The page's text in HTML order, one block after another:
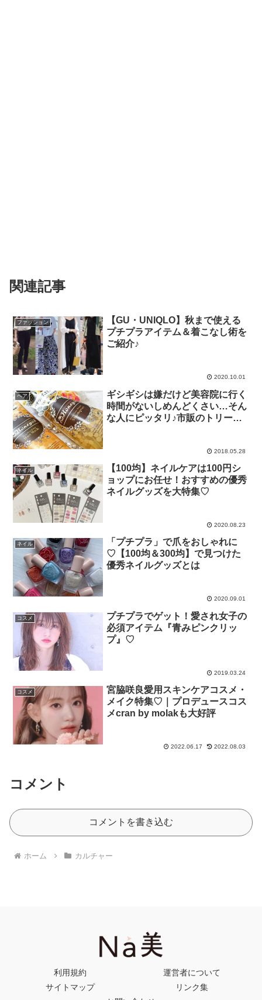
関連記事
ファッション
【GU・UNIQLO】秋まで使える
プチプラアイテム＆着こなし術を
ご紹介♪
2020.10.01
ヘア
ギシギシは嫌だけど美容院に行く
時間がないしめんどくさい…そん
な人にピッタリ♪市販のトリート
2018.05.28
ネイル
【100均】ネイルケアは100円シ
ョップにお任せ！おすすめの優秀
ネイルグッズを大特集♡
2020.08.23
ネイル
「プチプラ」で爪をおしゃれに
♡【100均＆300均】で見つけた
優秀ネイルグッズとは
2020.09.01
コスメ
プチプラでゲット！愛され女子の
必須アイテム『青みピンクリッ
プ』♡
2019.03.24
コスメ
宮脇咲良愛用スキンケアコスメ・
メイク特集♡｜プロデュースコス
メcran by molakも大好評
2022.06.17 2022.08.03
コメント
コメントを書き込む
ホーム カルチャー
利用規約
運営者について
サイトマップ
リンク集